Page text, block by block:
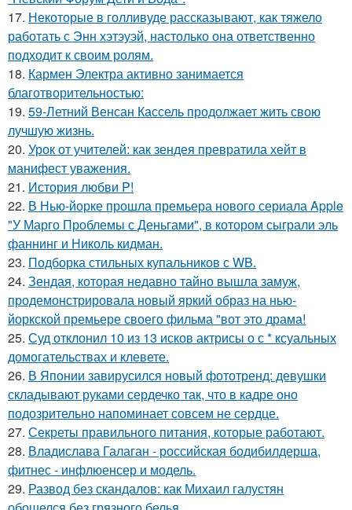
17. Некоторые в голливуде рассказывают, как тяжело
работать с Энн хэтэуэй, настолько она ответственно
подходит к своим ролям.
18. Кармен Электра активно занимается
благотворительностью:
19. 59-Летний Венсан Кассель продолжает жить свою
лучшую жизнь.
20. Урок от учителей: как зендея превратила хейт в
манифест уважения.
21. История любви P!
22. В Нью-йорке прошла премьера нового сериала Apple
"У Марго Проблемы с Деньгами", в котором сыграли эль
фаннинг и Николь кидман.
23. Подборка стильных купальников с WB.
24. Зендая, которая недавно тайно вышла замуж,
продемонстрировала новый яркий образ на нью-
йоркской премьере своего фильма "вот это драма!
25. Суд отклонил 10 из 13 исков актрисы о с * ксуальных
домогательствах и клевете.
26. В Японии завирусился новый фототренд: девушки
складывают руками сердечко так, что в кадре оно
подозрительно напоминает совсем не сердце.
27. Секреты правильного питания, которые работают.
28. Владислава Галаган - российская бодибилдерша,
фитнес - инфлюенсер и модель.
29. Развод без скандалов: как Михаил галустян